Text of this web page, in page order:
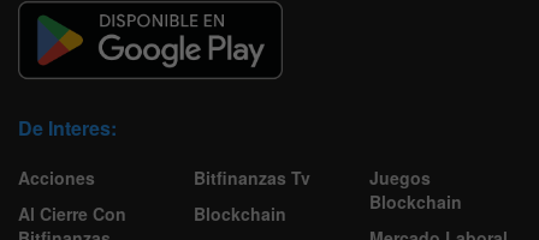
De Interes:
Acciones
Al Cierre Con
Bitfinanzas Tv
Blockchain
Juegos
Blockchain